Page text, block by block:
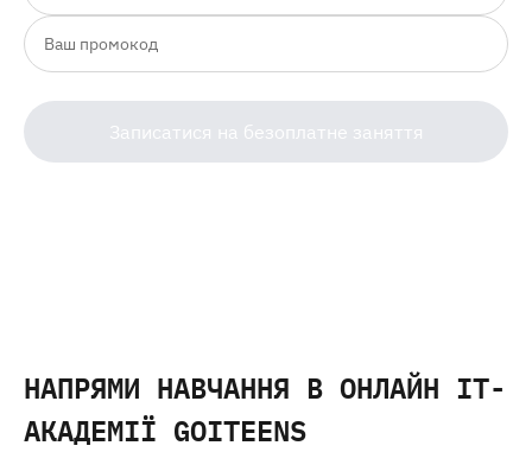
Записатися на безоплатне заняття
НАПРЯМИ НАВЧАННЯ В ОНЛАЙН IT-
АКАДЕМІЇ GOITEENS